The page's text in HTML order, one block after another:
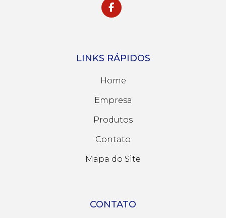
LINKS RÁPIDOS
Home
Empresa
Produtos
Contato
Mapa do Site
CONTATO